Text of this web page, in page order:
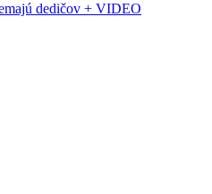
dedičov + VIDEO